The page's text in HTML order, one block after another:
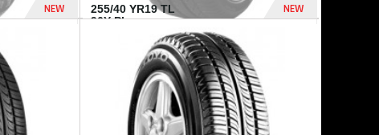
NEW
255/40 YR19 TL
96Y PI...
NEW
1 771 Dhs